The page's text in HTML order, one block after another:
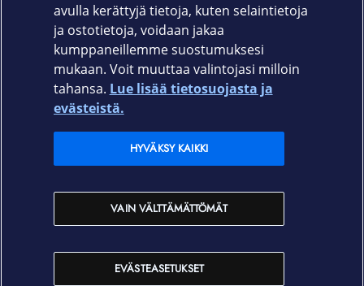
Elisa.fi
Elisan myymälät
avulla kerättyjä tietoja, kuten selaintietoja
ja ostotietoja, voidaan jakaa
kumppaneillemme suostumuksesi
mukaan. Voit muuttaa valintojasi milloin
tahansa. Lue lisää tietosuojasta ja
evästeistä.
EVÄSTEASETUKSET
VAIN VÄLTTÄMÄTTÖMÄT
HYVÄKSY KAIKKI